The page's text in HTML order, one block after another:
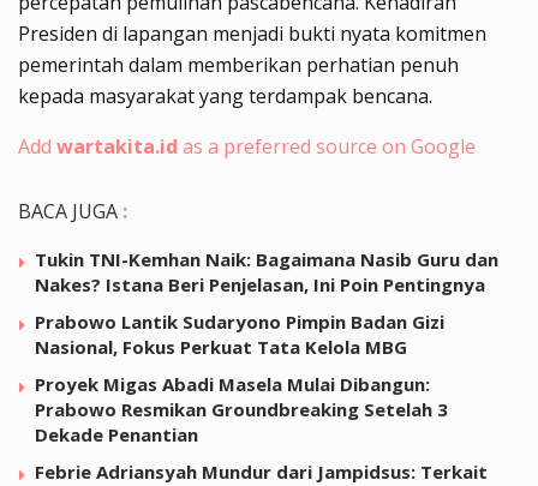
Presiden di lapangan menjadi bukti nyata komitmen
pemerintah dalam memberikan perhatian penuh
kepada masyarakat yang terdampak bencana.
Add wartakita.id as a preferred source on Google
BACA JUGA :
Tukin TNI-Kemhan Naik: Bagaimana Nasib Guru dan
Nakes? Istana Beri Penjelasan, Ini Poin Pentingnya
Prabowo Lantik Sudaryono Pimpin Badan Gizi
Nasional, Fokus Perkuat Tata Kelola MBG
Proyek Migas Abadi Masela Mulai Dibangun:
Prabowo Resmikan Groundbreaking Setelah 3
Dekade Penantian
Febrie Adriansyah Mundur dari Jampidsus: Terkait